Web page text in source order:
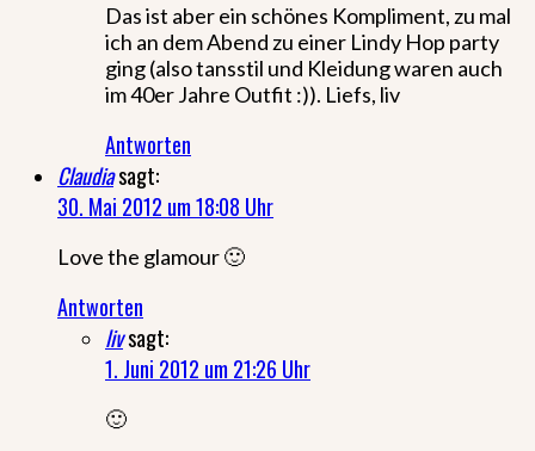
Das ist aber ein schönes Kompliment, zu mal
ich an dem Abend zu einer Lindy Hop party
ging (also tansstil und Kleidung waren auch
im 40er Jahre Outfit :)). Liefs, liv
Antworten
Claudiasagt:
30. Mai 2012 um 18:08 Uhr
Love the glamour 🙂
Antworten
livsagt:
1. Juni 2012 um 21:26 Uhr
🙂